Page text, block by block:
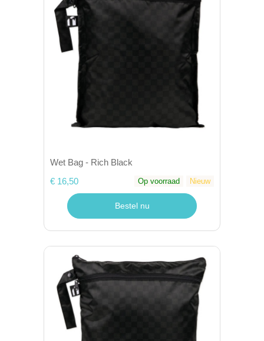
Wet Bag - Rich Black
€ 16,50
Op voorraad Nieuw
Bestel nu